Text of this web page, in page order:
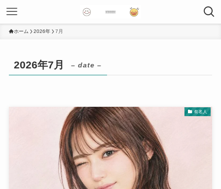
ホーム 2026年 7月
2026年7月 – date –
有名人